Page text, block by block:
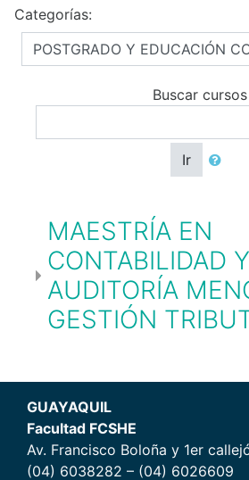
Categorías:
Buscar cursos
Ir
MAESTRÍA EN
CONTABILIDAD Y
AUDITORÍA
GESTIÓN
GUAYAQUIL
Facultad FCSHE
Av. Francisco Boloña y 1er
(04) 6038282 – (04) 6026609